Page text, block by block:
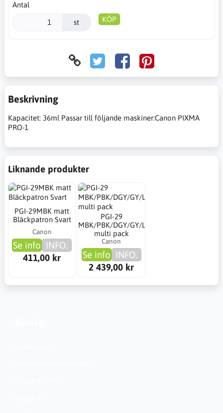
Antal
st KÖP
Beskrivning
Kapacitet: 36ml Passar till följande maskiner:Canon PIXMA
PRO-1
Liknande produkter
PGI-29MBK matt
Bläckpatron Svart
Canon
Se info INFO.
411,00 kr
PGI-29
MBK/PBK/DGY/GY/LGY/CO
multi pack
Canon
Se info INFO.
2 439,00 kr